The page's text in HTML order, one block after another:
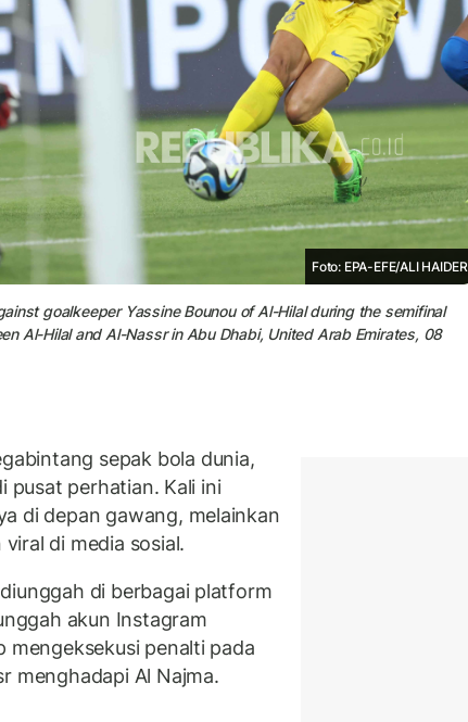
Foto: EPA-EFE/ALI HAIDER
goalkeeper Yassine Bounou of Al-Hilal during the semifinal
Al-Hilal and Al-Nassr in Abu Dhabi, United Arab Emirates, 08
sepak bola dunia,
pusat perhatian. Kali ini
di depan gawang, melainkan
di media sosial.
di berbagai platform
akun Instagram
mengeksekusi penalti pada
menghadapi Al Najma.